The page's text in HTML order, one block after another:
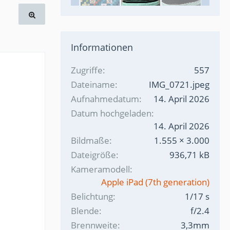
Informationen
Zugriffe
557
Dateiname
IMG_0721.jpeg
Aufnahmedatum
14. April 2026
Datum hochgeladen
14. April 2026
Bildmaße
1.555 × 3.000
Dateigröße
936,71 kB
Kameramodell
Apple iPad (7th generation)
Belichtung
1/17 s
Blende
f/2.4
Brennweite
3,3mm